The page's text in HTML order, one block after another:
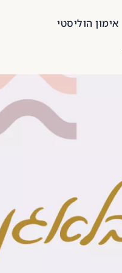
אימון הוליסטי